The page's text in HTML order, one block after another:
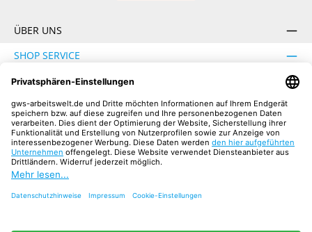
ÜBER UNS
SHOP SERVICE
INFORMATION
SICHER EINKAUFEN
UNSERE COMMUNITIES
FacebookInstagramYouTube